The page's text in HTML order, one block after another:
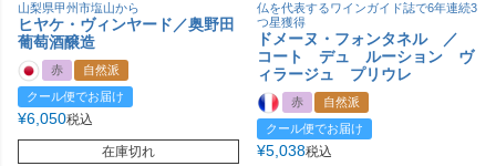
山梨県甲州市塩山から
ヒヤケ・ヴィンヤード／奥野田
葡萄酒醸造
赤
自然派
クール便でお届け
¥6,050税込
在庫切れ
仏を代表するワインガイド誌で6年連続3
つ星獲得
ドメーヌ・フォンタネル ／
コート デュ ルーション ヴ
ィラージュ プリウレ
赤
自然派
クール便でお届け
¥5,038税込